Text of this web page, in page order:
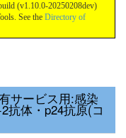
(v1.10.0-20250208dev)
See the Directory of
サービス用:感染
抗体・p24抗原(コ